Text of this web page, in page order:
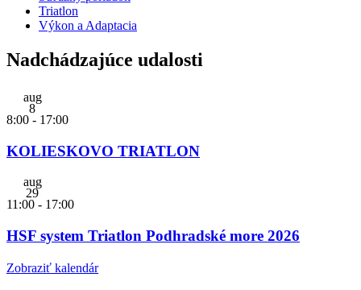
Triatlon
Výkon a Adaptacia
Nadchádzajúce udalosti
aug
8
8:00 - 17:00
KOLIESKOVO TRIATLON
aug
29
11:00 - 17:00
HSF system Triatlon Podhradské more 2026
Zobraziť kalendár